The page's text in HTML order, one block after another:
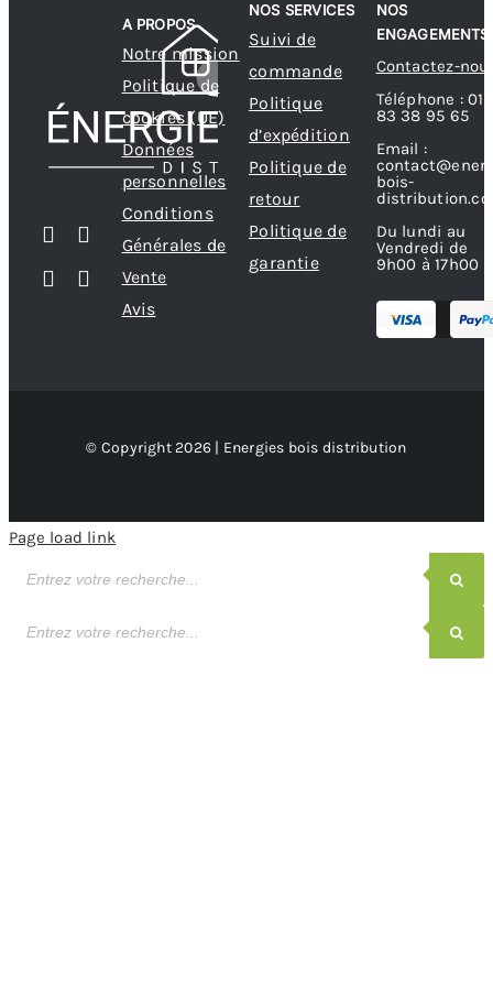
A PROPOS
Notre mission
Politique de
cookies (UE)
Données
personnelles
Conditions
Générales de
Vente
Avis
NOS SERVICES
Suivi de
commande
Politique
d’expédition
Politique de
retour
Politique de
garantie
NOS
ENGAGEMENTS
Contactez-
Téléphone : 01
83 38 95 65
Email :
bois-
Du lundi au
Vendredi de
9h00 à 17h00
© Copyright 2026 | Energies bois distribution
Page load link
de
de